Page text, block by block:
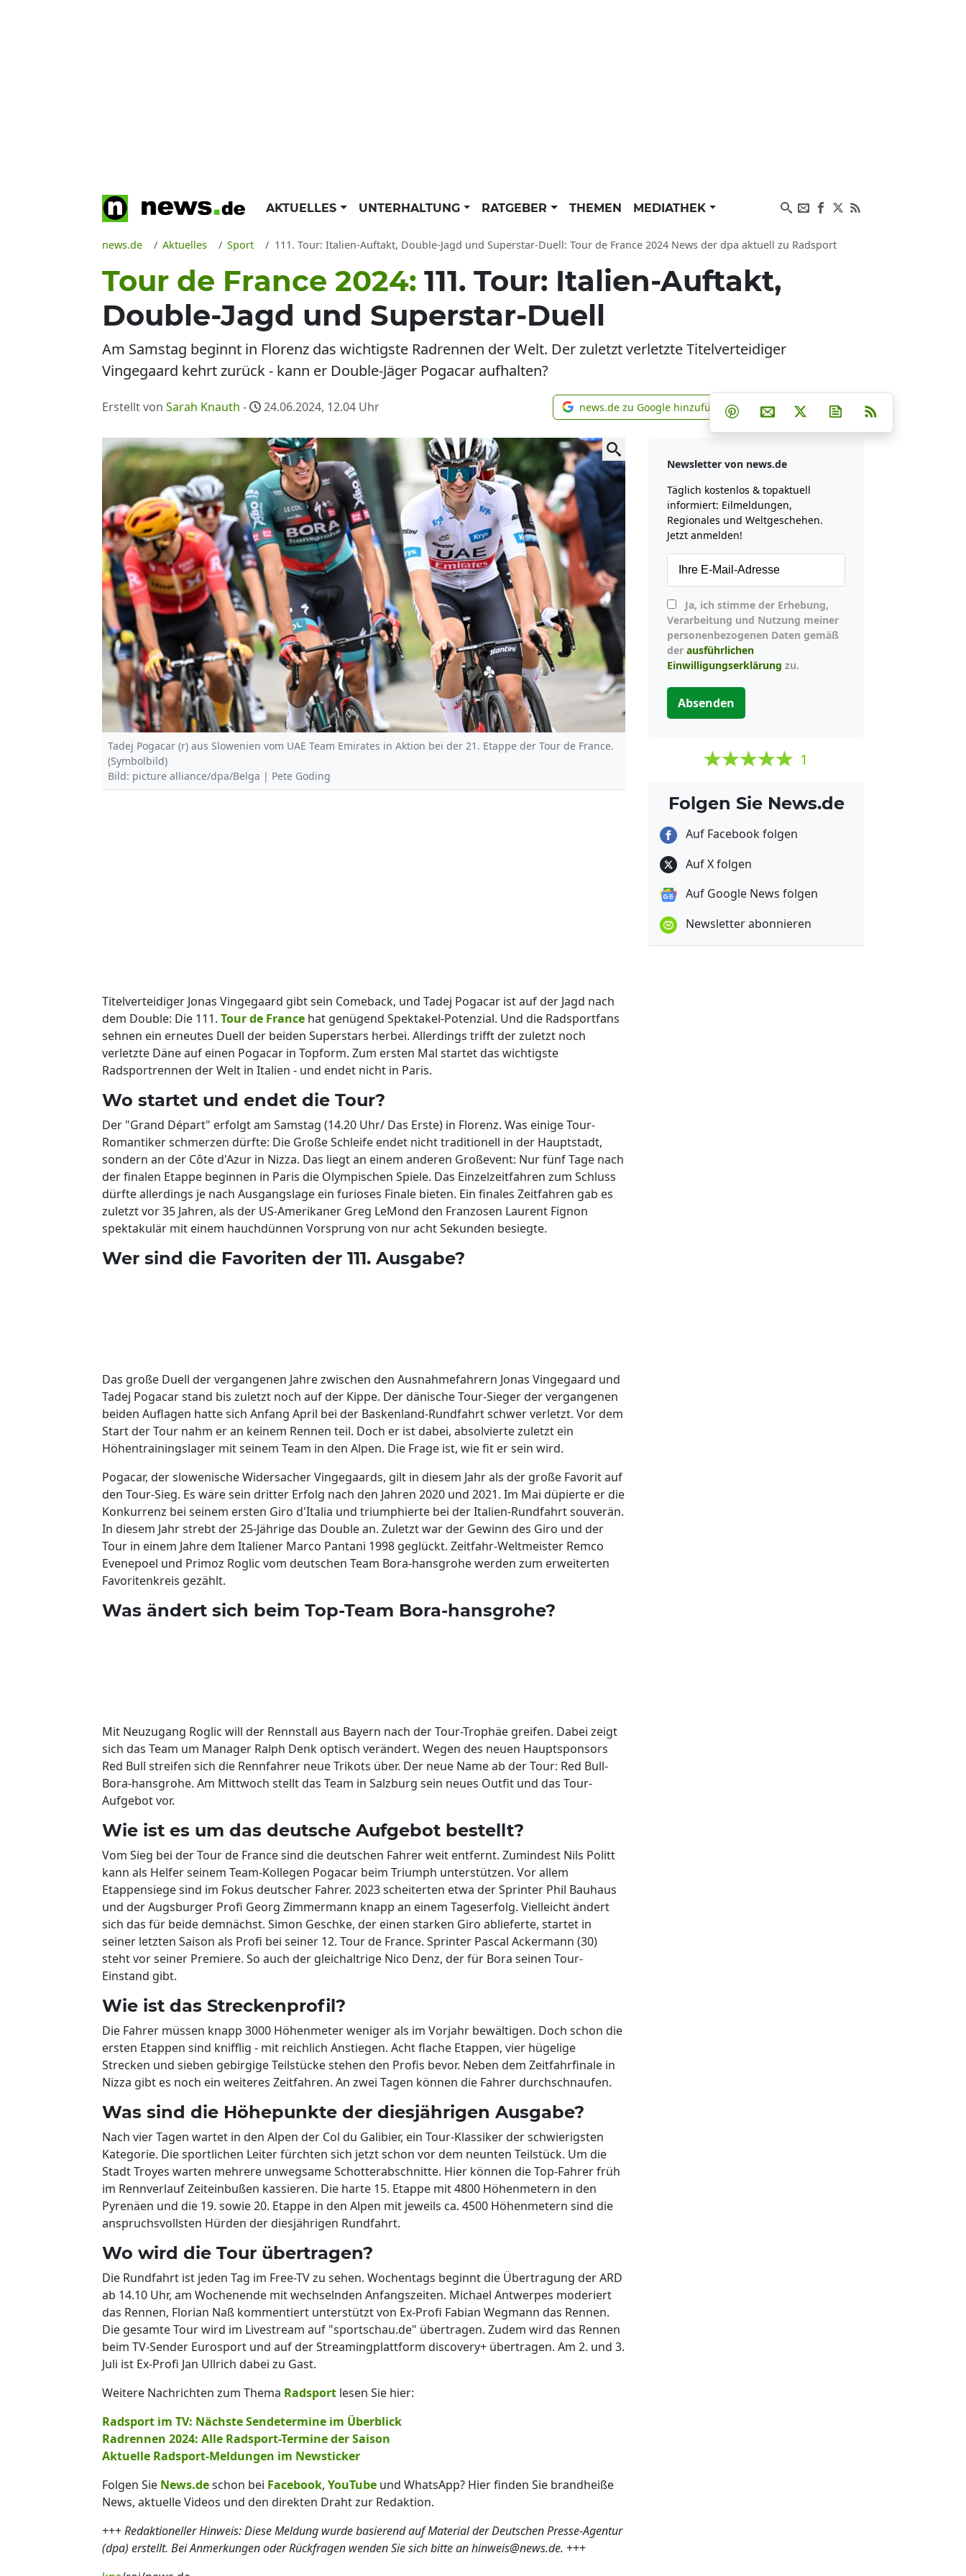
AKTUELLES UNTERHALTUNG RATGEBER THEMEN MEDIATHEK
news.de Aktuelles Sport 111. Tour: Italien-Auftakt, Double-Jagd und Superstar-Duell: Tour de France 2024 News der dpa aktuell zu Radsport
Tour de France 2024: 111. Tour: Italien-Auftakt,
Double-Jagd und Superstar-Duell
Am Samstag beginnt in Florenz das wichtigste Radrennen der Welt. Der zuletzt verletzte Titelverteidiger
Vingegaard kehrt zurück - kann er Double-Jäger Pogacar aufhalten?
Erstellt von Sarah Knauth - 24.06.2024, 12.04 Uhr news.de zu Google hinzufügen
news.de zu Google hinzufügen Teilen auf Facebook
Teilen auf Whatsapp
Teilen auf Telegram
Teilen auf Pinterest
Per E-Mail teilen
Post auf XNewsletter
Tadej Pogacar (r) aus Slowenien vom UAE Team Emirates in Aktion bei der 21. Etappe der Tour de France.
(Symbolbild)
Bild: picture alliance/dpa/Belga | Pete Goding
Titelverteidiger Jonas Vingegaard gibt sein Comeback, und Tadej Pogacar ist auf der Jagd nach
dem Double: Die 111. Tour de France hat genügend Spektakel-Potenzial. Und die Radsportfans
sehnen ein erneutes Duell der beiden Superstars herbei. Allerdings trifft der zuletzt noch
verletzte Däne auf einen Pogacar in Topform. Zum ersten Mal startet das wichtigste
Radsportrennen der Welt in Italien - und endet nicht in Paris.
Wo startet und endet die Tour?
Der "Grand Départ" erfolgt am Samstag (14.20 Uhr/ Das Erste) in Florenz. Was einige Tour-
Romantiker schmerzen dürfte: Die Große Schleife endet nicht traditionell in der Hauptstadt,
sondern an der Côte d'Azur in Nizza. Das liegt an einem anderen Großevent: Nur fünf Tage nach
der finalen Etappe beginnen in Paris die Olympischen Spiele. Das Einzelzeitfahren zum Schluss
dürfte allerdings je nach Ausgangslage ein furioses Finale bieten. Ein finales Zeitfahren gab es
zuletzt vor 35 Jahren, als der US-Amerikaner Greg LeMond den Franzosen Laurent Fignon
spektakulär mit einem hauchdünnen Vorsprung von nur acht Sekunden besiegte.
Wer sind die Favoriten der 111. Ausgabe?
Das große Duell der vergangenen Jahre zwischen den Ausnahmefahrern Jonas Vingegaard und
Tadej Pogacar stand bis zuletzt noch auf der Kippe. Der dänische Tour-Sieger der vergangenen
beiden Auflagen hatte sich Anfang April bei der Baskenland-Rundfahrt schwer verletzt. Vor dem
Start der Tour nahm er an keinem Rennen teil. Doch er ist dabei, absolvierte zuletzt ein
Höhentrainingslager mit seinem Team in den Alpen. Die Frage ist, wie fit er sein wird.
Pogacar, der slowenische Widersacher Vingegaards, gilt in diesem Jahr als der große Favorit auf
den Tour-Sieg. Es wäre sein dritter Erfolg nach den Jahren 2020 und 2021. Im Mai düpierte er die
Konkurrenz bei seinem ersten Giro d'Italia und triumphierte bei der Italien-Rundfahrt souverän.
In diesem Jahr strebt der 25-Jährige das Double an. Zuletzt war der Gewinn des Giro und der
Tour in einem Jahre dem Italiener Marco Pantani 1998 geglückt. Zeitfahr-Weltmeister Remco
Evenepoel und Primoz Roglic vom deutschen Team Bora-hansgrohe werden zum erweiterten
Favoritenkreis gezählt.
Was ändert sich beim Top-Team Bora-hansgrohe?
Mit Neuzugang Roglic will der Rennstall aus Bayern nach der Tour-Trophäe greifen. Dabei zeigt
sich das Team um Manager Ralph Denk optisch verändert. Wegen des neuen Hauptsponsors
Red Bull streifen sich die Rennfahrer neue Trikots über. Der neue Name ab der Tour: Red Bull-
Bora-hansgrohe. Am Mittwoch stellt das Team in Salzburg sein neues Outfit und das Tour-
Aufgebot vor.
Wie ist es um das deutsche Aufgebot bestellt?
Vom Sieg bei der Tour de France sind die deutschen Fahrer weit entfernt. Zumindest Nils Politt
kann als Helfer seinem Team-Kollegen Pogacar beim Triumph unterstützen. Vor allem
Etappensiege sind im Fokus deutscher Fahrer. 2023 scheiterten etwa der Sprinter Phil Bauhaus
und der Augsburger Profi Georg Zimmermann knapp an einem Tageserfolg. Vielleicht ändert
sich das für beide demnächst. Simon Geschke, der einen starken Giro ablieferte, startet in
seiner letzten Saison als Profi bei seiner 12. Tour de France. Sprinter Pascal Ackermann (30)
steht vor seiner Premiere. So auch der gleichaltrige Nico Denz, der für Bora seinen Tour-
Einstand gibt.
Wie ist das Streckenprofil?
Die Fahrer müssen knapp 3000 Höhenmeter weniger als im Vorjahr bewältigen. Doch schon die
ersten Etappen sind knifflig - mit reichlich Anstiegen. Acht flache Etappen, vier hügelige
Strecken und sieben gebirgige Teilstücke stehen den Profis bevor. Neben dem Zeitfahrfinale in
Nizza gibt es noch ein weiteres Zeitfahren. An zwei Tagen können die Fahrer durchschnaufen.
Was sind die Höhepunkte der diesjährigen Ausgabe?
Nach vier Tagen wartet in den Alpen der Col du Galibier, ein Tour-Klassiker der schwierigsten
Kategorie. Die sportlichen Leiter fürchten sich jetzt schon vor dem neunten Teilstück. Um die
Stadt Troyes warten mehrere unwegsame Schotterabschnitte. Hier können die Top-Fahrer früh
im Rennverlauf Zeiteinbußen kassieren. Die harte 15. Etappe mit 4800 Höhenmetern in den
Pyrenäen und die 19. sowie 20. Etappe in den Alpen mit jeweils ca. 4500 Höhenmetern sind die
anspruchsvollsten Hürden der diesjährigen Rundfahrt.
Wo wird die Tour übertragen?
Die Rundfahrt ist jeden Tag im Free-TV zu sehen. Wochentags beginnt die Übertragung der ARD
ab 14.10 Uhr, am Wochenende mit wechselnden Anfangszeiten. Michael Antwerpes moderiert
das Rennen, Florian Naß kommentiert unterstützt von Ex-Profi Fabian Wegmann das Rennen.
Die gesamte Tour wird im Livestream auf "sportschau.de" übertragen. Zudem wird das Rennen
beim TV-Sender Eurosport und auf der Streamingplattform discovery+ übertragen. Am 2. und 3.
Juli ist Ex-Profi Jan Ullrich dabei zu Gast.
Weitere Nachrichten zum Thema Radsport lesen Sie hier:
Radsport im TV: Nächste Sendetermine im Überblick
Radrennen 2024: Alle Radsport-Termine der Saison
Aktuelle Radsport-Meldungen im Newsticker
Folgen Sie News.deschon bei Facebook, YouTube und WhatsApp? Hier finden Sie brandheiße
News, aktuelle Videos und den direkten Draht zur Redaktion.
+++Redaktioneller Hinweis: Diese Meldung wurde basierend auf Material der Deutschen Presse-Agentur
(dpa) erstellt. Bei Anmerkungen oder Rückfragen wenden Sie sich bitte an hinweis@news.de. +++
Newsletter von news.de
Täglich kostenlos & topaktuell
informiert: Eilmeldungen,
Regionales und Weltgeschehen.
Jetzt anmelden!
Verarbeitung und Nutzung meiner
personenbezogenen Daten gemäß
der ausführlichen
Einwilligungserklärung zu.
Absenden
1
Folgen Sie News.de
Auf Facebook folgen
Auf X folgen
Auf Google News folgen
Newsletter abonnieren